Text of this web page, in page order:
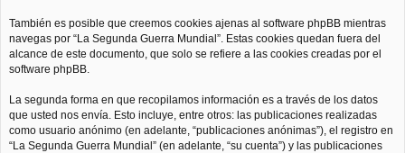
También es posible que creemos cookies ajenas al software phpBB mientras
navegas por “La Segunda Guerra Mundial”. Estas cookies quedan fuera del
alcance de este documento, que solo se refiere a las cookies creadas por el
software phpBB.
La segunda forma en que recopilamos información es a través de los datos
que usted nos envía. Esto incluye, entre otros: las publicaciones realizadas
como usuario anónimo (en adelante, “publicaciones anónimas”), el registro en
“La Segunda Guerra Mundial” (en adelante, “su cuenta”) y las publicaciones